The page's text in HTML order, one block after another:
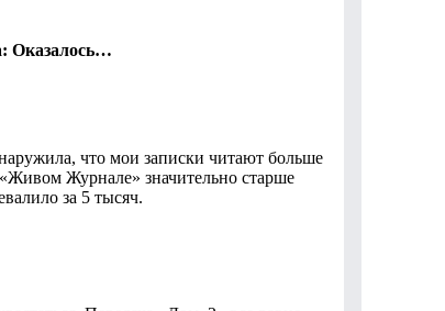
Оказалось…
что мои записки читают больше
Журнале» значительно старше
за 5 тысяч.